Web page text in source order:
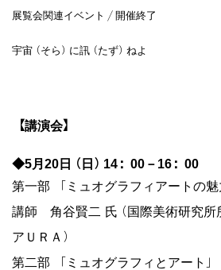
展覧会関連イベント / 開催終了
宇宙（そら）に訊（たず）ねよ
【講演会】
◆5月20日（日）14：00－16：00
第一部 「ミュオグラフィアートの魅
講師 角谷賢二 氏（国際美術研究所
アＵＲＡ）
第二部 「ミュオグラフィとアート」